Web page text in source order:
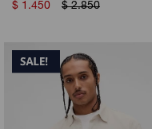
$ 1.450 $ 2.850